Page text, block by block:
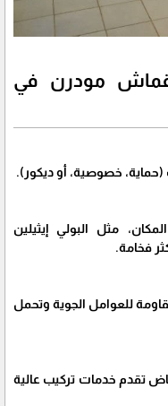
قماش مودرن في
(حماية، خصوصية، أو ديكور).
مثل البولي إيثيلين
للعوامل الجوية وتحمل
تقدم خدمات تركيب عالية